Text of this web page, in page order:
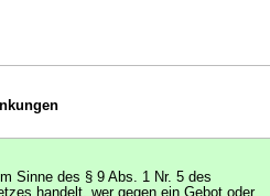
Sinne des § 9 Abs. 1 Nr. 5 des
handelt, wer gegen ein Gebot oder